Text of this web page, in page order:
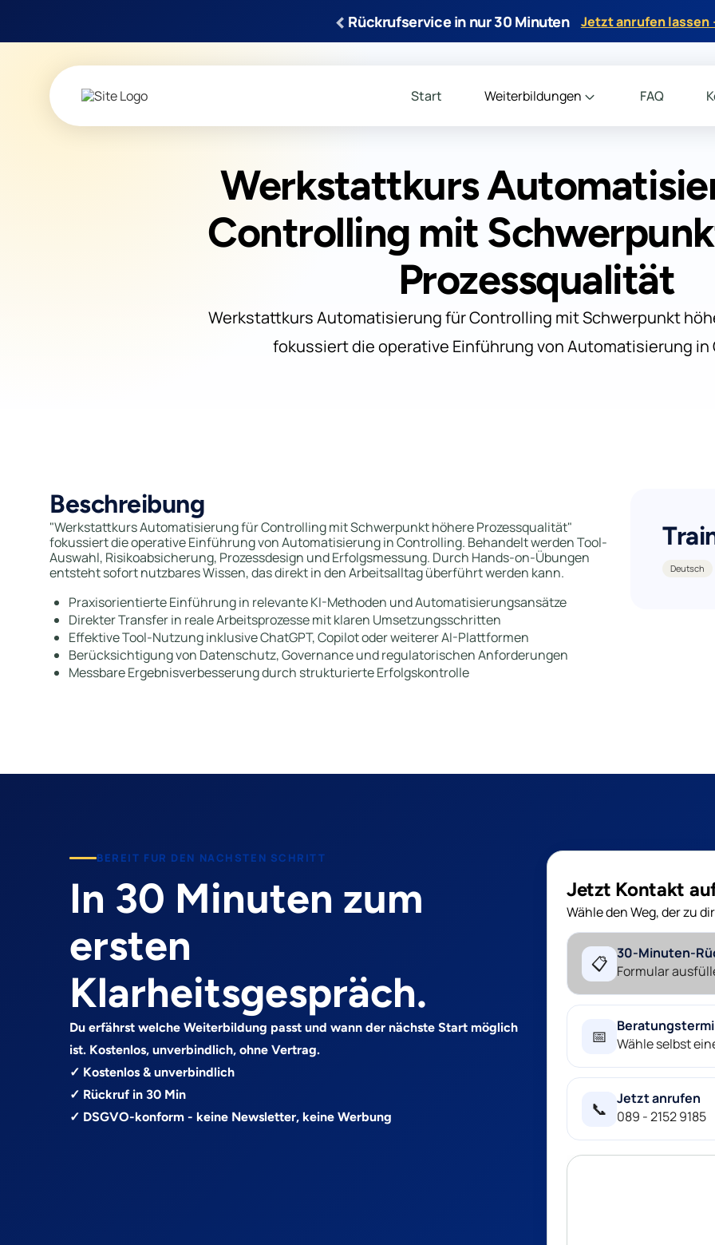
‹ Rückrufservice in nur 30 Minuten Jetzt anrufen
Start Weiterbildungen FAQ
Werkstattkurs
Controlling mit
Prozessqualität
Werkstattkurs Automatisierung für Controlling mit Schwerpunkt
fokussiert die operative Einführung von Automatisierung
Beschreibung
"Werkstattkurs Automatisierung für Controlling mit Schwerpunkt höhere Prozessqualität"
fokussiert die operative Einführung von Automatisierung in Controlling. Behandelt werden Tool-
Auswahl, Risikoabsicherung, Prozessdesign und Erfolgsmessung. Durch Hands-on-Übungen
entsteht sofort nutzbares Wissen, das direkt in den Arbeitsalltag überführt werden kann.
Praxisorientierte Einführung in relevante KI-Methoden und Automatisierungsansätze
Direkter Transfer in reale Arbeitsprozesse mit klaren Umsetzungsschritten
Effektive Tool-Nutzung inklusive ChatGPT, Copilot oder weiterer AI-Plattformen
Berücksichtigung von Datenschutz, Governance und regulatorischen Anforderungen
Messbare Ergebnisverbesserung durch strukturierte Erfolgskontrolle
Deutsch
BEREIT FUR DEN NACHSTEN SCHRITT
In 30 Minuten zum
ersten
Klarheitsgespräch.
Du erfährst welche Weiterbildung passt und wann der nächste Start möglich
ist. Kostenlos, unverbindlich, ohne Vertrag.
✓ Kostenlos & unverbindlich
✓ Rückruf in 30 Min
✓ DSGVO-konform - keine Newsletter, keine Werbung
Jetzt Kontakt
Wähle den Weg, der zu
📋 30-Minuten-
Formular
📅
Wähle selbst
📞
Jetzt anrufen
089 - 2152 9185